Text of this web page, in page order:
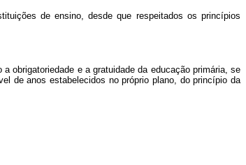
de ensino, desde que respeitados os princípios
obrigatoriedade e a gratuidade da educação primária, se
de anos estabelecidos no próprio plano, do princípio da